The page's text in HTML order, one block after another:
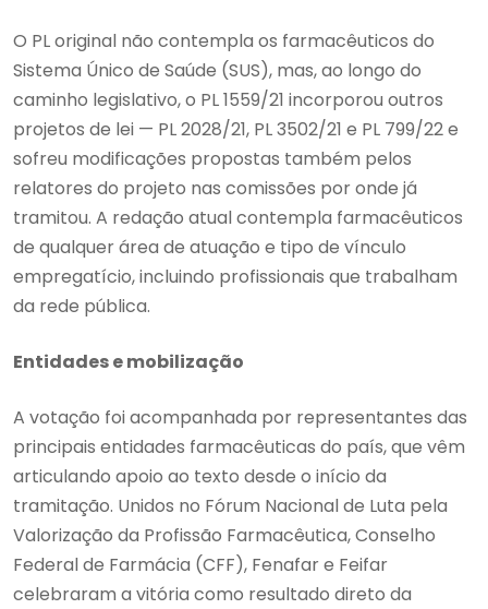
O PL original não contempla os farmacêuticos do
Sistema Único de Saúde (SUS), mas, ao longo do
caminho legislativo, o PL 1559/21 incorporou outros
projetos de lei — PL 2028/21, PL 3502/21 e PL 799/22 e
sofreu modificações propostas também pelos
relatores do projeto nas comissões por onde já
tramitou. A redação atual contempla farmacêuticos
de qualquer área de atuação e tipo de vínculo
empregatício, incluindo profissionais que trabalham
da rede pública.
Entidades e mobilização
A votação foi acompanhada por representantes das
principais entidades farmacêuticas do país, que vêm
articulando apoio ao texto desde o início da
tramitação. Unidos no Fórum Nacional de Luta pela
Valorização da Profissão Farmacêutica, Conselho
Federal de Farmácia (CFF), Fenafar e Feifar
celebraram a vitória como resultado direto da